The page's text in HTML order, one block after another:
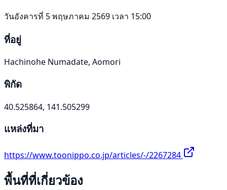
วันอังคารที่ 5 พฤษภาคม 2569 เวลา 15:00
ที่อยู่
Hachinohe Numadate, Aomori
พิกัด
40.525864, 141.505299
แหล่งที่มา
https://www.toonippo.co.jp/articles/-/2267284
พื้นที่ที่เกี่ยวข้อง